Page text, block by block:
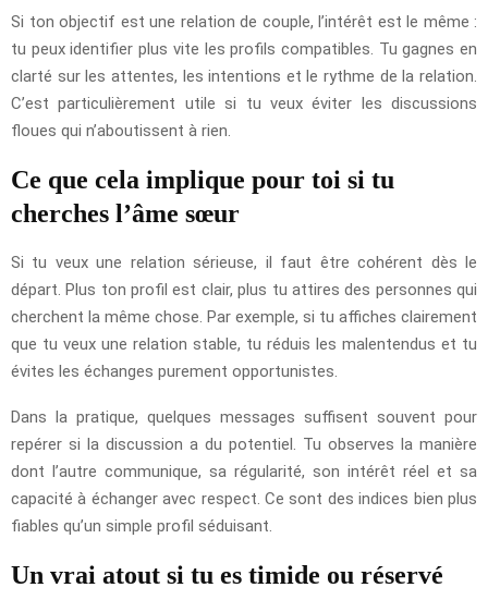
Si ton objectif est une relation de couple, l’intérêt est le même :
tu peux identifier plus vite les profils compatibles. Tu gagnes en
clarté sur les attentes, les intentions et le rythme de la relation.
C’est particulièrement utile si tu veux éviter les discussions
floues qui n’aboutissent à rien.
Ce que cela implique pour toi si tu
cherches l’âme sœur
Si tu veux une relation sérieuse, il faut être cohérent dès le
départ. Plus ton profil est clair, plus tu attires des personnes qui
cherchent la même chose. Par exemple, si tu affiches clairement
que tu veux une relation stable, tu réduis les malentendus et tu
évites les échanges purement opportunistes.
Dans la pratique, quelques messages suffisent souvent pour
repérer si la discussion a du potentiel. Tu observes la manière
dont l’autre communique, sa régularité, son intérêt réel et sa
capacité à échanger avec respect. Ce sont des indices bien plus
fiables qu’un simple profil séduisant.
Un vrai atout si tu es timide ou réservé